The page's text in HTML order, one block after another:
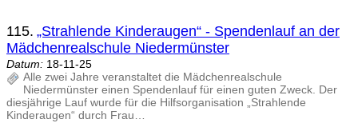
115. „Strahlende Kinderaugen“ - Spendenlauf an der
Mädchenrealschule Niedermünster
Datum: 18-11-25
Alle zwei Jahre veranstaltet die Mädchenrealschule
Niedermünster einen Spendenlauf für einen guten Zweck. Der
diesjährige Lauf wurde für die Hilfsorganisation „Strahlende
Kinderaugen“ durch Frau…